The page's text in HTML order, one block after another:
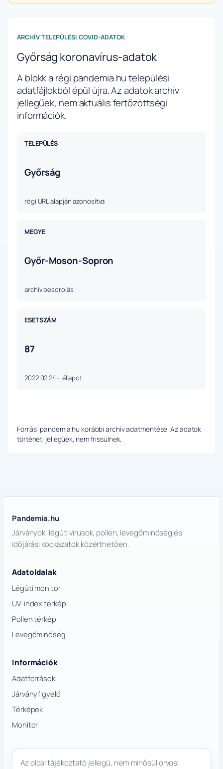
ARCHÍV TELEPÜLÉSI COVID-ADATOK
Győrság koronavírus-adatok
A blokk a régi pandemia.hu települési
adatfájlokból épül újra. Az adatok archív
jellegűek, nem aktuális fertőzöttségi
információk.
TELEPÜLÉS
Győrság
régi URL alapján azonosítva
MEGYE
Győr-Moson-Sopron
archív besorolás
ESETSZÁM
87
2022.02.24-i állapot
Forrás: pandemia.hu korábbi archív adatmentése. Az adatok
történeti jellegűek, nem frissülnek.
Pandemia.hu
Járványok, légúti vírusok, pollen, levegőminőség és
időjárási kockázatok közérthetően.
Adatoldalak
Légúti monitor
UV-index térkép
Pollen térkép
Levegőminőség
Információk
Adatforrások
Járványfigyelő
Térképek
Monitor
Az oldal tájékoztató jellegű, nem minősül orvosi